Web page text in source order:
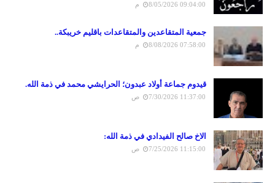
8/05/2026 09:04:00 م
جمعية المتقاعدين والمتقاعدات باقليم خريبكة..
8/08/2026 07:58:00 م
قيدوم جماعة أولاد عبدون؛ الحرايشي محمد في ذمة الله.
7/30/2026 11:37:00 ص
الاخ صالح الفيدادي في ذمة الله:
7/25/2026 11:15:00 ص